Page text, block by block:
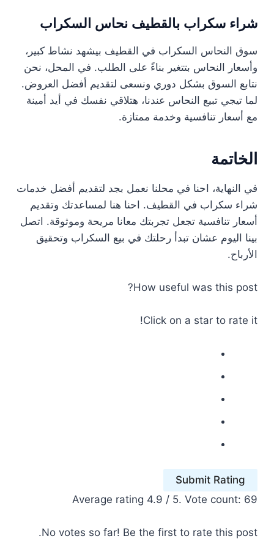
شراء سكراب بالقطيف نحاس السكراب
سوق النحاس السكراب في القطيف بيشهد نشاط كبير،
وأسعار النحاس بتتغير بناءً على الطلب. في المحل، نحن
نتابع السوق بشكل دوري ونسعى لتقديم أفضل العروض.
لما تيجي تبيع النحاس عندنا، هتلاقي نفسك في أيد أمينة
مع أسعار تنافسية وخدمة ممتازة.
الخاتمة
في النهاية، احنا في محلنا نعمل بجد لتقديم أفضل خدمات
شراء سكراب في القطيف. احنا هنا لمساعدتك وتقديم
أسعار تنافسية تجعل تجربتك معانا مريحة وموثوقة. اتصل
بينا اليوم عشان تبدأ رحلتك في بيع السكراب وتحقيق
الأرباح.
How useful was this post?
Click on a star to rate it!
Submit Rating
Average rating 4.9 / 5. Vote count: 69
No votes so far! Be the first to rate this post.